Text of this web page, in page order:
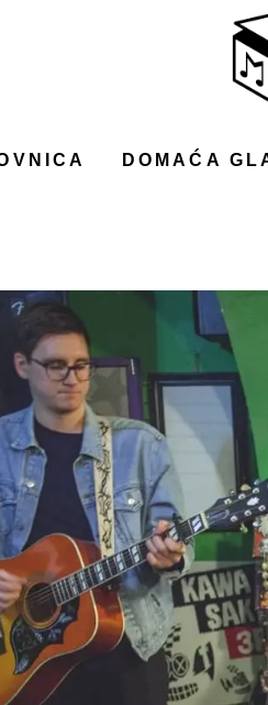
DOMAĆA